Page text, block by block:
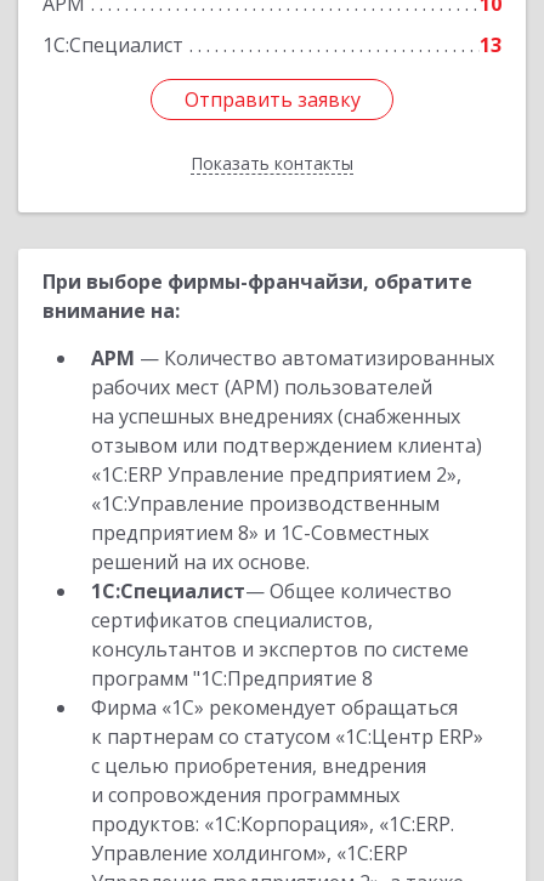
1С:Специалист
13
Отправить заявку
Показать контакты
Отправить заявку
Назад
При выборе фирмы-франчайзи, обратите
внимание на:
АРМ — Количество автоматизированных
рабочих мест (АРМ) пользователей
на успешных внедрениях (снабженных
отзывом или подтверждением клиента)
«1С:ERP Управление предприятием 2»,
«1С:Управление производственным
предприятием 8» и 1С-Совместных
решений на их основе.
1С:Специалист— Общее количество
сертификатов специалистов,
консультантов и экспертов по системе
программ "1С:Предприятие 8
Фирма «1С» рекомендует обращаться
к партнерам со статусом «1С:Центр ERP»
с целью приобретения, внедрения
и сопровождения программных
продуктов: «1С:Корпорация», «1С:ERP.
Управление холдингом», «1С:ERP